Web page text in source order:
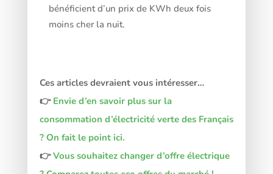
bénéficient d’un prix de KWh deux fois
moins cher la nuit.
Ces articles devraient vous intéresser…
👉 Envie d’en savoir plus sur la
consommation d’électricité verte des Français
? On fait le point ici.
👉Vous souhaitez changer d’offre électrique